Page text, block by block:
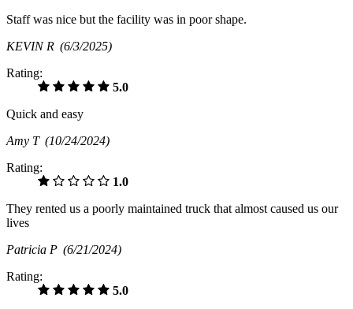
Staff was nice but the facility was in poor shape.
KEVIN R (6/3/2025)
Rating:
5.0
Quick and easy
Amy T (10/24/2024)
Rating:
1.0
They rented us a poorly maintained truck that almost caused us our
lives
Patricia P (6/21/2024)
Rating:
5.0